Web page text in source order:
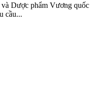
Dược phẩm Vương quốc
cầu...